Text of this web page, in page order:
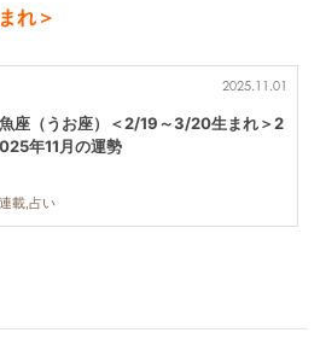
れ＞
2025.11.01
魚座（うお座）＜2/19～3/20生まれ＞2
025年11月の運勢
連載,占い